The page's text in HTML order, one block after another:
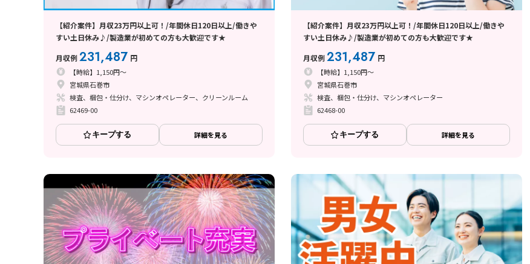
【紹介案件】月収23万円以上可！/年間休日120日以上/働きや
すい土日休み♪/製造業が初めての方も大歓迎です★
月収例231,487 円
【時給】1,150円～
宮城県石巻市
検査、梱包・仕分け、マシンオペレーター、クリーンルーム
62469-00
キープする 詳細を見る
【紹介案件】月収23万円以上可！/年間休日120日以上/働きや
すい土日休み♪/製造業が初めての方も大歓迎です★
月収例231,487 円
【時給】1,150円～
宮城県石巻市
検査、梱包・仕分け、マシンオペレーター
62468-00
キープする 詳細を見る